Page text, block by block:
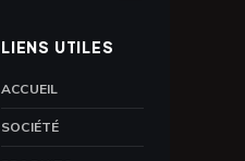
LIENS UTILES
ACCUEIL
SOCIÉTÉ